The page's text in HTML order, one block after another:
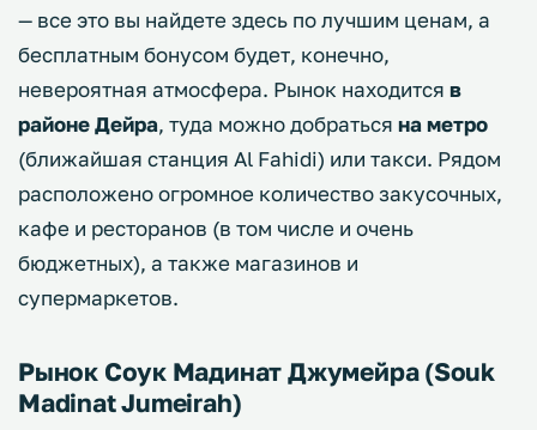
— все это вы найдете здесь по лучшим ценам, а
бесплатным бонусом будет, конечно,
невероятная атмосфера. Рынок находится в
районе Дейра, туда можно добраться на метро
(ближайшая станция Al Fahidi) или такси. Рядом
расположено огромное количество закусочных,
кафе и ресторанов (в том числе и очень
бюджетных), а также магазинов и
супермаркетов.
Рынок Соук Мадинат Джумейра (Souk
Madinat Jumeirah)